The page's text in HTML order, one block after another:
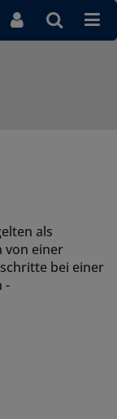
als
von einer
bei einer
-